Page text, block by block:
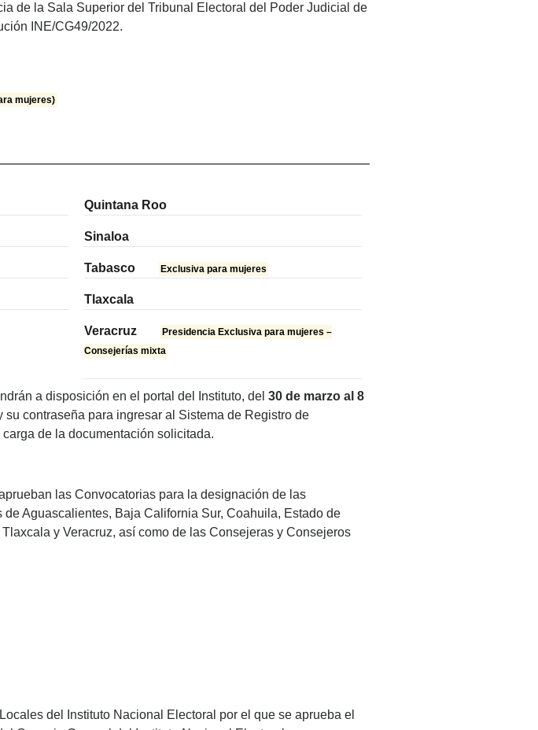
de la Sala Superior del Tribunal Electoral del Poder Judicial de
INE/CG49/2022.
mujeres)
Quintana Roo
Sinaloa
Tabasco Exclusiva para mujeres
Tlaxcala
Veracruz
Presidencia Exclusiva para mujeres –
Consejerías mixta
a disposición en el portal del Instituto, del 30 de marzo al 8
contraseña para ingresar al Sistema de Registro de
de la documentación solicitada.
las Convocatorias para la designación de las
Aguascalientes, Baja California Sur, Coahuila, Estado de
y Veracruz, así como de las Consejeras y Consejeros
del Instituto Nacional Electoral por el que se aprueba el